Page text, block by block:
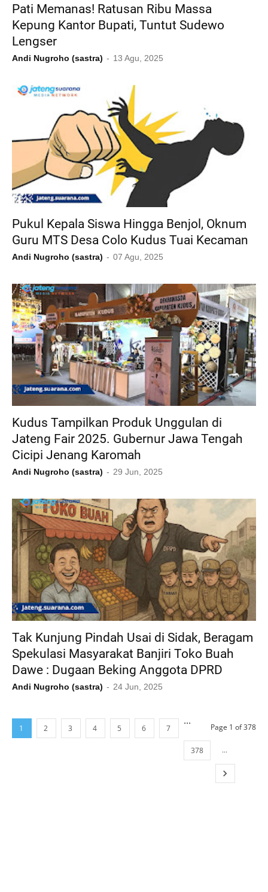
Pati Memanas! Ratusan Ribu Massa
Kepung Kantor Bupati, Tuntut Sudewo
Lengser
Andi Nugroho (sastra) 13 Agu, 2025
Pukul Kepala Siswa Hingga Benjol, Oknum
Guru MTS Desa Colo Kudus Tuai Kecaman
Andi Nugroho (sastra) 07 Agu, 2025
Kudus Tampilkan Produk Unggulan di
Jateng Fair 2025. Gubernur Jawa Tengah
Cicipi Jenang Karomah
Andi Nugroho (sastra) 29 Jun, 2025
Tak Kunjung Pindah Usai di Sidak, Beragam
Spekulasi Masyarakat Banjiri Toko Buah
Dawe : Dugaan Beking Anggota DPRD
Andi Nugroho (sastra) 24 Jun, 2025
Page 1 of 378
1 2 3 4 5 6 7
...
378 ...